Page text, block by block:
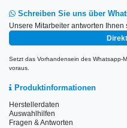
Schreiben Sie uns über
Unsere Mitarbeiter antworten
Setzt das Vorhandensein des Whatsapp-
voraus.
Produktinformationen
Herstellerdaten
Auswahlhilfen
Fragen & Antworten